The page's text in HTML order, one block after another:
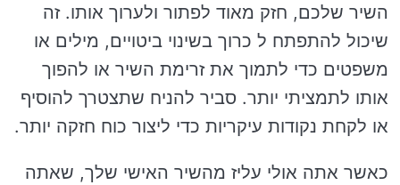
השיר שלכם, חזק מאוד לפתור ולערוך אותו. זה
שיכול להתפתח ל כרוך בשינוי ביטויים, מילים או
משפטים כדי לתמוך את זרימת השיר או להפוך
אותו לתמציתי יותר. סביר להניח שתצטרך להוסיף
או לקחת נקודות עיקריות כדי ליצור כוח חזקה יותר.
כאשר אתה אולי עליז מהשיר האישי שלך, שאתה